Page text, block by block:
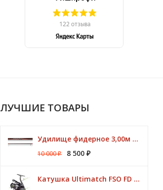
ЛУЧШИЕ ТОВАРЫ
Удилище фидерное 3,00м Argon Feeder MT 50gr Browning
10 000₽ 8 500 ₽
Катушка Ultimatch FSO FD 835 8 подшипников 5,1:1 Browning